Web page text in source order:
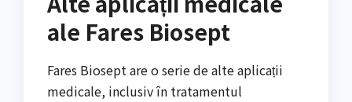
ale Fares Biosept
Fares Biosept are o serie de alte aplicații
medicale, inclusiv în tratamentul